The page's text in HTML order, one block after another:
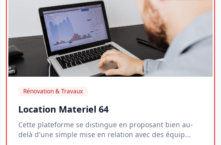
Rénovation & Travaux
Location Materiel 64
Cette plateforme se distingue en proposant bien au-
delà d'une simple mise en relation avec des équip...